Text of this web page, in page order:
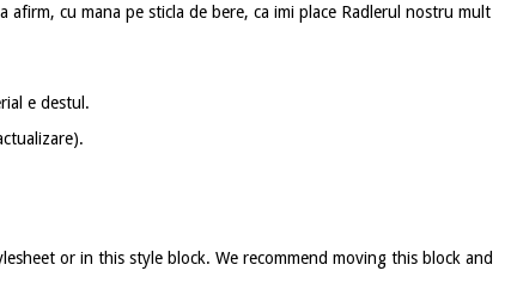
afirm, cu mana pe sticla de bere, ca imi place Radlerul nostru mult
e destul.
or in this style block. We recommend moving this block and